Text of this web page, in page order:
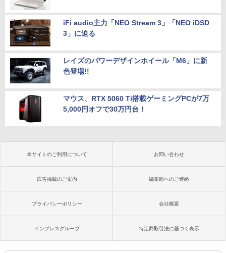
iFi audio主力「NEO Stream 3」「NEO iDSD
3」に迫る
レイズのパワーデザインホイール「M6」に新
色登場!!
マウス、RTX 5060 Ti搭載ゲーミングPCが7万
5,000円オフで30万円台！
本サイトのご利用について お問い合わせ
広告掲載のご案内 編集部へのご連絡
プライバシーポリシー 会社概要
インプレスグループ 特定商取引法に基づく表示